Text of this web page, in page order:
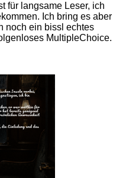
für langsame Leser, ich
Ich bring es aber
noch ein bissl echtes
MultipleChoice.